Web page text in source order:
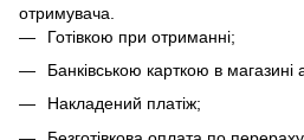
отримувача.
Готівкою при отриманні;
Банківською карткою в
Накладений платіж;